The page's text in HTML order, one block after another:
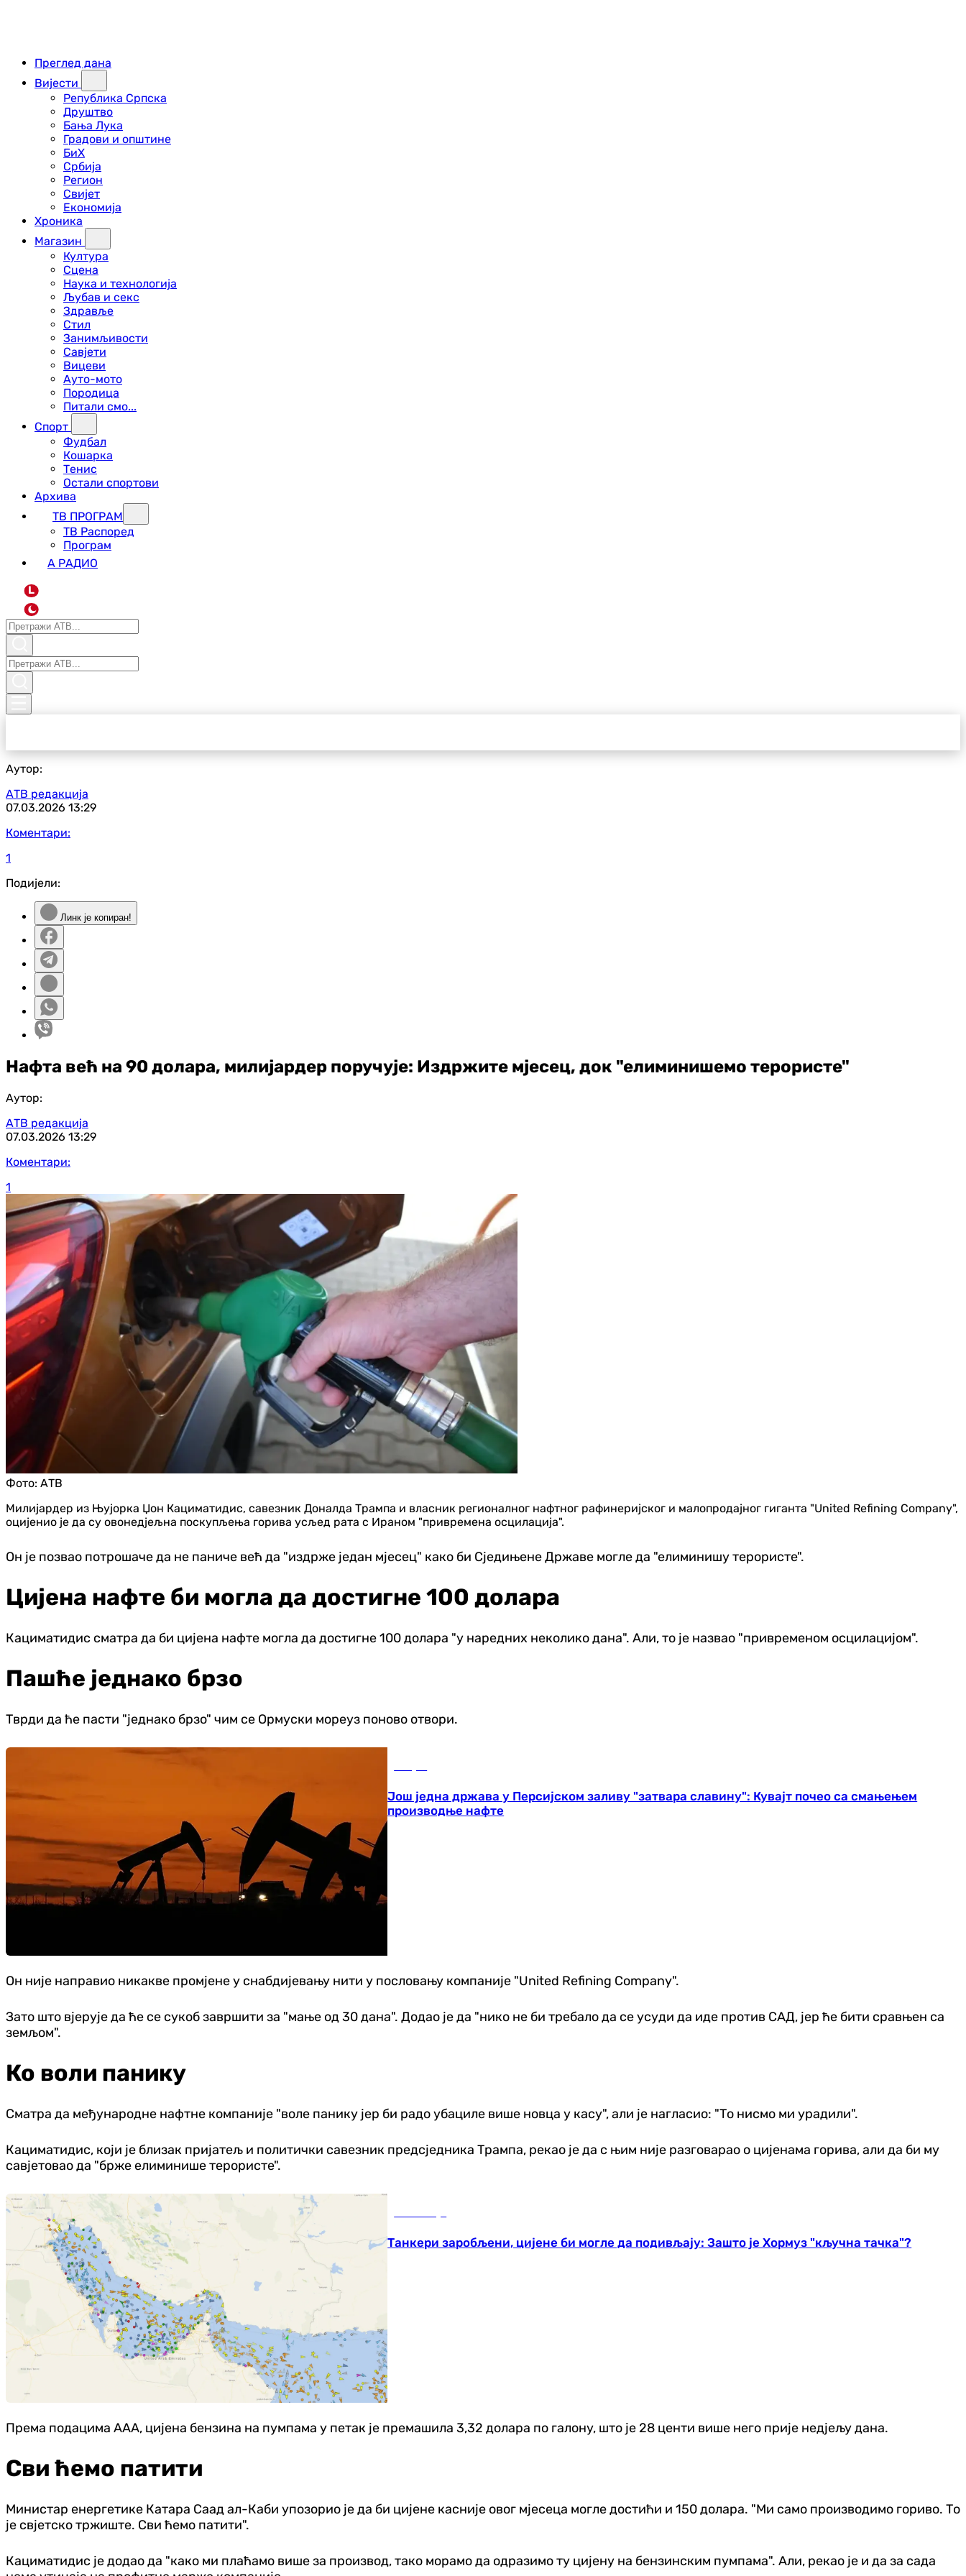
Преглед дана
Вијести
Република Српска
Друштво
Бања Лука
Градови и општине
БиХ
Србија
Регион
Свијет
Економија
Хроника
Магазин
Култура
Сцена
Наука и технологија
Љубав и секс
Здравље
Стил
Занимљивости
Савјети
Вицеви
Ауто-мото
Породица
Питали смо...
Спорт
Фудбал
Кошарка
Тенис
Остали спортови
Архива
ТВ ПРОГРАМ
ТВ Распоред
Програм
А РАДИО
L
Аутор:
АТВ редакција
07.03.2026 13:29
Коментари:
1
Подијели:
Линк је копиран!
Нафта већ на 90 долара, милијардер поручује: Издржите мјесец, док "елиминишемо терористе"
Аутор:
АТВ редакција
07.03.2026 13:29
Коментари:
1
Фото: АТВ
Милијардер из Њујорка Џон Кациматидис, савезник Доналда Трампа и власник регионалног нафтног рафинеријског и малопродајног гиганта "United Refining Company",
оцијенио је да су овонедјељна поскупљења горива усљед рата с Ираном "привремена осцилација".
Он је позвао потрошаче да не паниче већ да "издрже један мјесец" како би Сједињене Државе могле да "елиминишу терористе".
Цијена нафте би могла да достигне 100 долара
Кациматидис сматра да би цијена нафте могла да достигне 100 долара "у наредних неколико дана". Али, то је назвао "привременом осцилацијом".
Пашће једнако брзо
Тврди да ће пасти "једнако брзо" чим се Ормуски мореуз поново отвори.
Још једна држава у Персијском заливу "затвара славину": Кувајт почео са смањењем
производње нафте
Он није направио никакве промјене у снабдијевању нити у пословању компаније "United Refining Company".
Зато што вјерује да ће се сукоб завршити за "мање од 30 дана". Додао је да "нико не би требало да се усуди да иде против САД, јер ће бити сравњен са
земљом".
Ко воли панику
Сматра да међународне нафтне компаније "воле панику јер би радо убациле више новца у касу", али је нагласио: "То нисмо ми урадили".
Кациматидис, који је близак пријатељ и политички савезник предсједника Трампа, рекао је да с њим није разговарао о цијенама горива, али да би му
савјетовао да "брже елиминише терористе".
Танкери заробљени, цијене би могле да подивљају: Зашто је Хормуз "кључна тачка"?
Према подацима ААА, цијена бензина на пумпама у петак је премашила 3,32 долара по галону, што је 28 центи више него прије недјељу дана.
Сви ћемо патити
Министар енергетике Катара Саад ал-Каби упозорио је да би цијене касније овог мјесеца могле достићи и 150 долара. "Ми само производимо гориво. То
је свјетско тржиште. Сви ћемо патити".
Кациматидис је додао да "како ми плаћамо више за производ, тако морамо да одразимо ту цијену на бензинским пумпама". Али, рекао је и да за сада